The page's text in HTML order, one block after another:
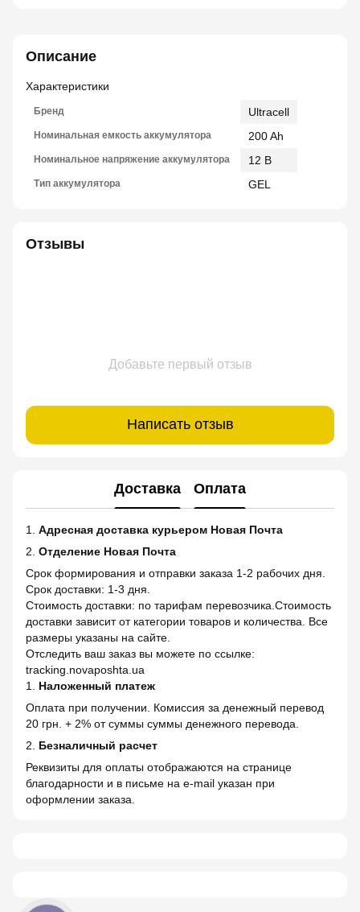
Описание
Характеристики
Бренд Ultracell
Номинальная емкость аккумулятора 200 Ah
Номинальное напряжение аккумулятора 12 В
Тип аккумулятора GEL
Отзывы
Добавьте первый отзыв
Написать отзыв
Доставка Оплата
1. Адресная доставка курьером Новая Почта
2. Отделение Новая Почта
Срок формирования и отправки заказа 1-2 рабочих дня.
Срок доставки: 1-3 дня.
Стоимость доставки: по тарифам перевозчика.Стоимость
доставки зависит от категории товаров и количества. Все
размеры указаны на сайте.
Отследить ваш заказ вы можете по ссылке:
tracking.novaposhta.ua
1. Наложенный платеж
Оплата при получении. Комиссия за денежный перевод
20 грн. + 2% от суммы суммы денежного перевода.
2. Безналичный расчет
Реквизиты для оплаты отображаются на странице
благодарности и в письме на e-mail указан при
оформлении заказа.